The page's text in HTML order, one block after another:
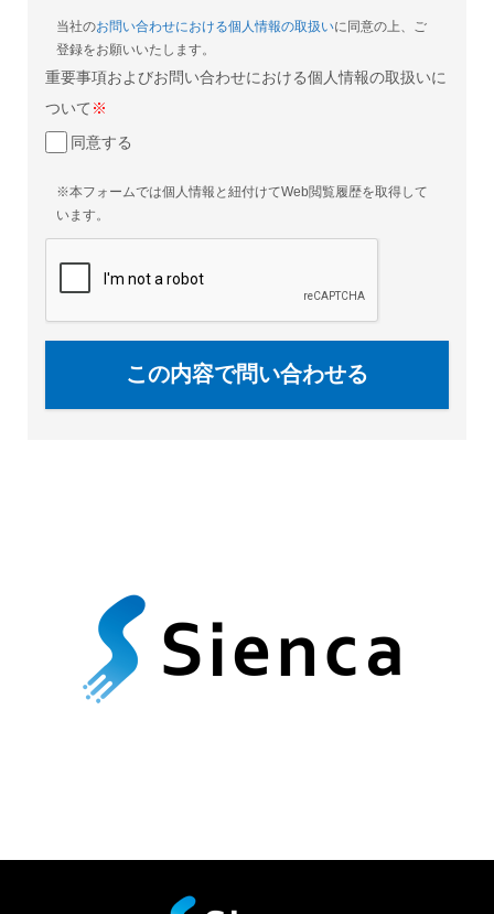
当社のお問い合わせにおける個人情報の取扱いに同意の上、ご
登録をお願いいたします。
重要事項およびお問い合わせにおける個人情報の取扱いに
ついて ※
同意する
※本フォームでは個人情報と紐付けてWeb閲覧履歴を取得して
います。
この内容で問い合わせる